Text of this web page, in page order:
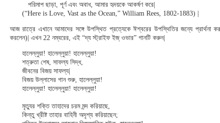
পরিমাপ ছাড়া, পূর্ণ এবং অবাধ, আমার হৃদয়কে আকর্ষণ করে|
(“Here is Love, Vast as the Ocean,” William Rees, 1802-1883) |
আজ রাত্রে এখানে আমাদের সঙ্গে উপস্থিত প্রত্যেকে ঈশ্বরের উপস্থিতির জন্যে প্রার্থনা
করলেন)| এখন 22 নম্বরের, এই “দ্য স্ট্রাইফ ইজ্ ওভার” গানটি করুন|
হালেল্লুয়া! হালেল্লুয়া! হালেল্লুয়া!
শত্রুতা শেষ, সাফল্য সিদ্ধ,
জীবনের বিজয় সাফল্য|
বিজয় উল্লাসের গান শুরু, হালেল্লুয়া!
হালেল্লুয়া! হালেল্লুয়া! হালেল্লুয়া!
মৃত্যুর শক্তি তাহাদের চরম মন্দ করিয়াছে,
কিন্তু খ্রীষ্ট তাহার বাহিনী অদৃশ্য করিয়াছেন;